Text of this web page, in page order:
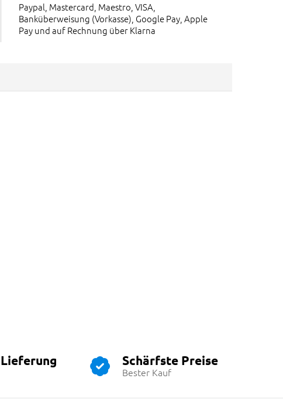
Paypal, Mastercard, Maestro, VISA,
Banküberweisung (Vorkasse), Google Pay, Apple
Pay und auf Rechnung über Klarna
Schärfste Preise
Bester Kauf